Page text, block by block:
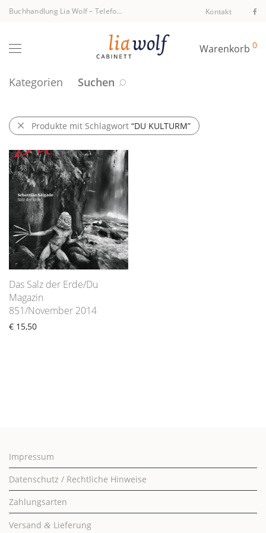
Buchhandlung Lia Wolf– Telefon +43 1 512 40 94 Kontakt
Warenkorb 0
Kategorien Suchen
Produkte mit Schlagwort “DU KULTURM”
Das Salz der Erde/Du
Magazin
851/November 2014
€ 15,50
Impressum
Datenschutz / Rechtliche Hinweise
Zahlungsarten
Versand & Lieferung